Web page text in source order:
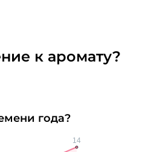
к аромату?
года?